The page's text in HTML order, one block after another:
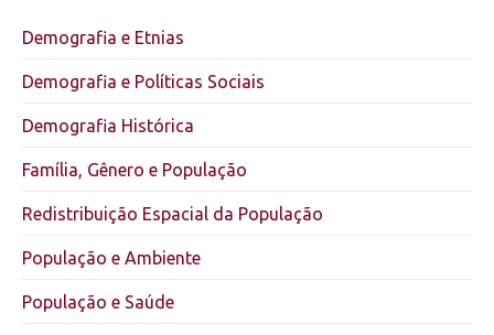
Demografia e Etnias
Demografia e Políticas Sociais
Demografia Histórica
Família, Gênero e População
Redistribuição Espacial da População
População e Ambiente
População e Saúde